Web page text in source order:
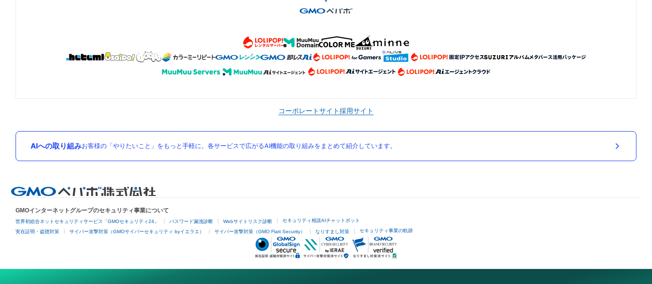
コーポレートサイト採用サイト
AIへの取り組みお客様の「やりたいこと」をもっと手軽に。各サービスで広がるAI機能の取り組みをまとめて紹介しています。
GMOインターネットグループのセキュリティ事業について
世界初総合ネットセキュリティサービス「GMOセキュリティ24」 パスワード漏洩診断 Webサイトリスク診断 セキュリティ相談AIチャットボット
実在証明・盗聴対策 サイバー攻撃対策（GMOサイバーセキュリティ byイエラエ） サイバー攻撃対策（GMO Flatt Security） なりすまし対策 セキュリティ事業の軌跡